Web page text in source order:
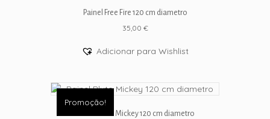
options
may
chosen
product
page
Painel Free Fire 120 cm diametro
35,00 €
Adicionar para Wishlist
Promoção!
Painel Pluto Mickey 120 cm diametro